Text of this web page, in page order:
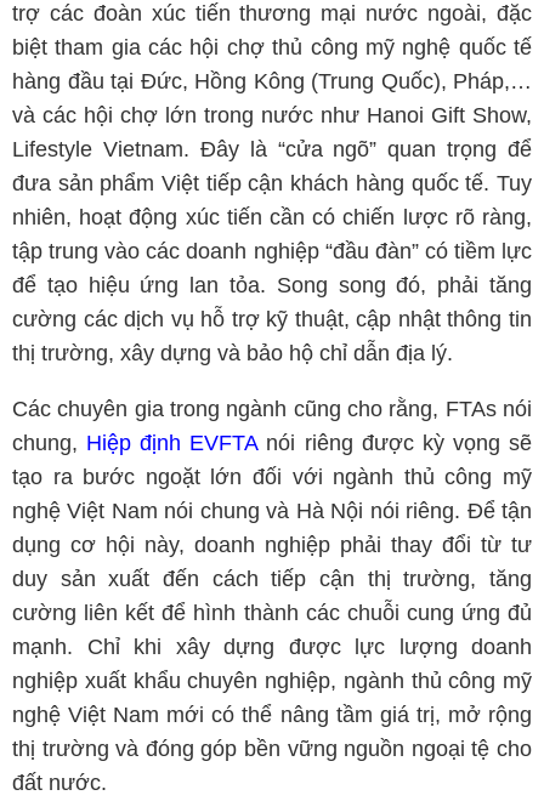
trợ các đoàn xúc tiến thương mại nước ngoài, đặc
biệt tham gia các hội chợ thủ công mỹ nghệ quốc tế
hàng đầu tại Đức, Hồng Kông (Trung Quốc), Pháp,…
và các hội chợ lớn trong nước như Hanoi Gift Show,
Lifestyle Vietnam. Đây là “cửa ngõ” quan trọng để
đưa sản phẩm Việt tiếp cận khách hàng quốc tế. Tuy
nhiên, hoạt động xúc tiến cần có chiến lược rõ ràng,
tập trung vào các doanh nghiệp “đầu đàn” có tiềm lực
để tạo hiệu ứng lan tỏa. Song song đó, phải tăng
cường các dịch vụ hỗ trợ kỹ thuật, cập nhật thông tin
thị trường, xây dựng và bảo hộ chỉ dẫn địa lý.
Các chuyên gia trong ngành cũng cho rằng, FTAs nói
chung, Hiệp định EVFTAnói riêng được kỳ vọng sẽ
tạo ra bước ngoặt lớn đối với ngành thủ công mỹ
nghệ Việt Nam nói chung và Hà Nội nói riêng. Để tận
dụng cơ hội này, doanh nghiệp phải thay đổi từ tư
duy sản xuất đến cách tiếp cận thị trường, tăng
cường liên kết để hình thành các chuỗi cung ứng đủ
mạnh. Chỉ khi xây dựng được lực lượng doanh
nghiệp xuất khẩu chuyên nghiệp, ngành thủ công mỹ
nghệ Việt Nam mới có thể nâng tầm giá trị, mở rộng
thị trường và đóng góp bền vững nguồn ngoại tệ cho
đất nước.